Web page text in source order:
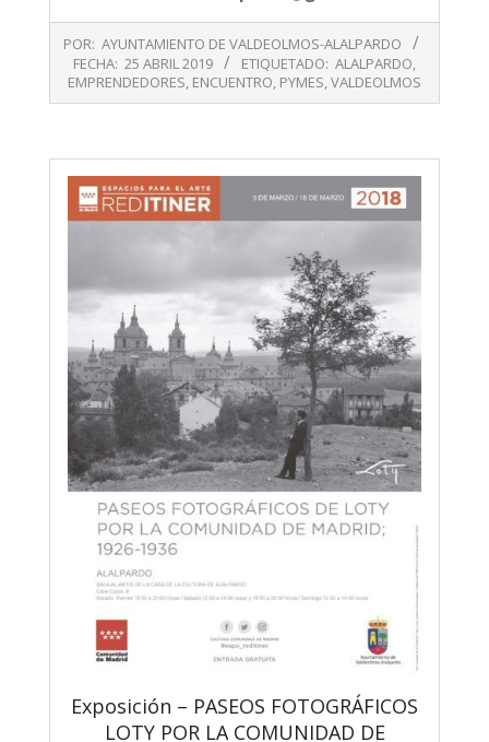
04-
POR: AYUNTAMIENTO DE VALDEOLMOS-ALALPARDO
FECHA: 25 ABRIL 2019 ETIQUETADO: ALALPARDO,
EMPRENDEDORES, ENCUENTRO, PYMES,VALDEOLMOS
Exposición – PASEOS FOTOGRÁFICOS
LOTY POR LA COMUNIDAD DE